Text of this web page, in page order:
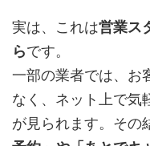
実は、これは営業ス
らです。
一部の業者では、お
なく、ネット上で気
が見られます。その